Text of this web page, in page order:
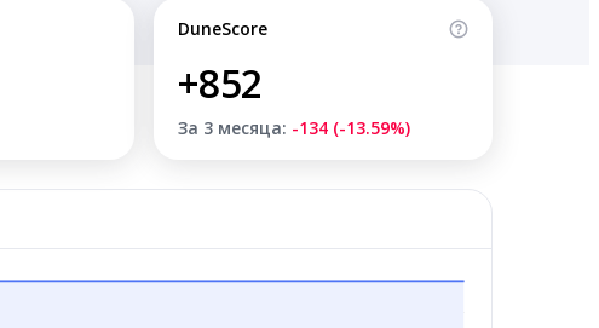
DuneScore
+852
За 3 месяца: -134 (-13.59%)